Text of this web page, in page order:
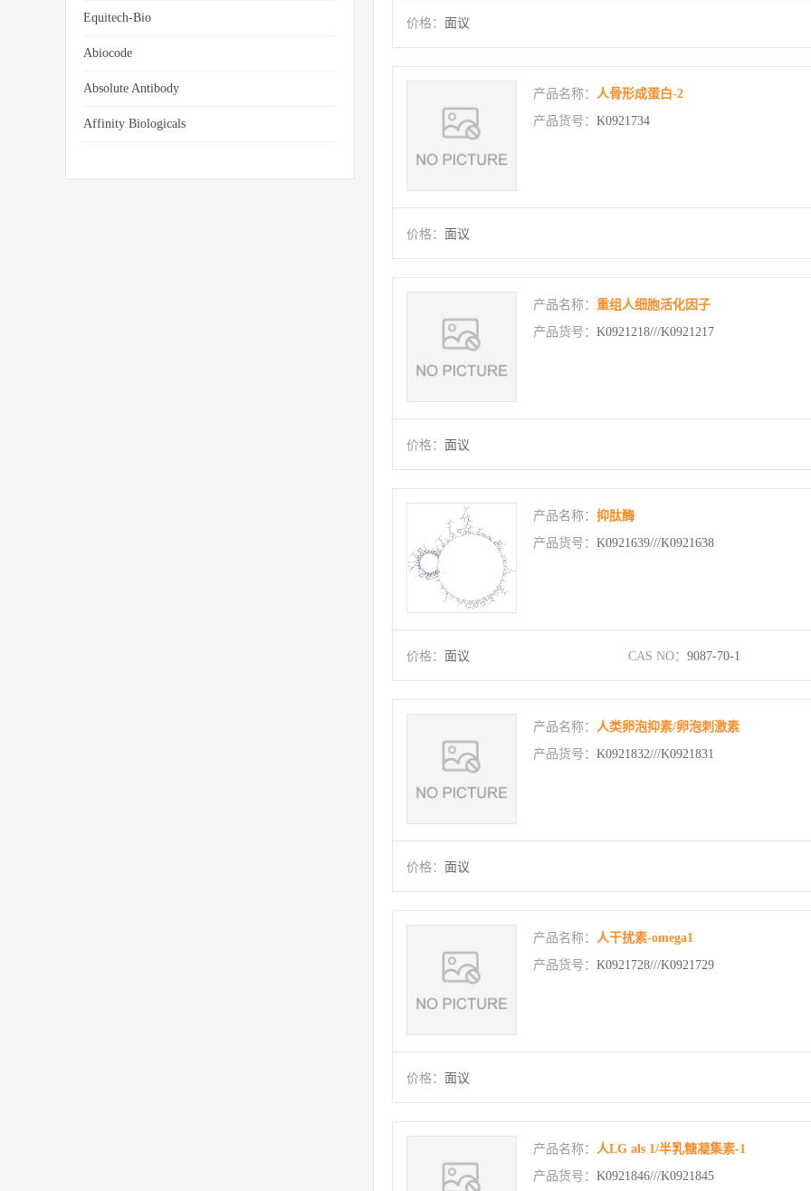
Equitech-Bio
Abiocode
Absolute Antibody
Affinity Biologicals
价格： 面议
产品名称： 人骨形成蛋白-2
产品货号： K0921734
价格： 面议
产品名称： 重组人细胞活化因子
产品货号： K0921218///K0921217
价格： 面议
产品名称： 抑肽酶
产品货号： K0921639///K0921638
价格： 面议 CAS NO： 9087-70-1
产品名称： 人类卵泡抑素/卵泡刺激素
产品货号： K0921832///K0921831
价格： 面议
产品名称： 人干扰素-omega1
产品货号： K0921728///K0921729
价格： 面议
产品名称： 人LG als 1/半乳糖凝集素-1
产品货号： K0921846///K0921845